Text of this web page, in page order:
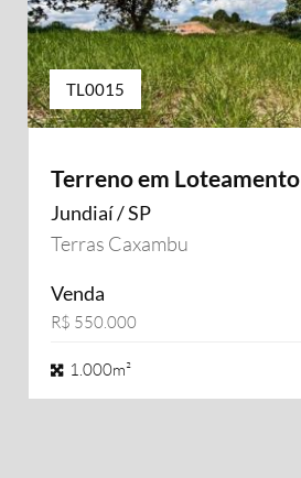
TL0015
Terreno em Loteamento
Jundiaí / SP
Terras Caxambu
Venda
R$ 550.000
1.000m²